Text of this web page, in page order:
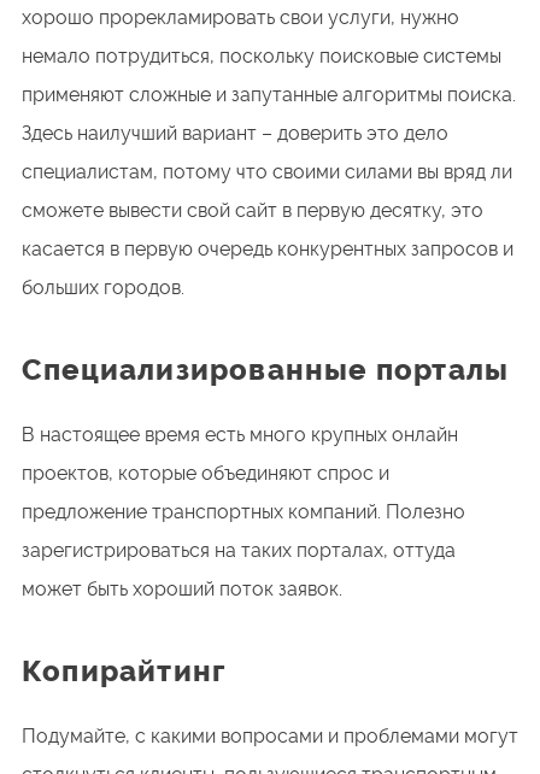
хорошо прорекламировать свои услуги, нужно
немало потрудиться, поскольку поисковые системы
применяют сложные и запутанные алгоритмы поиска.
Здесь наилучший вариант – доверить это дело
специалистам, потому что своими силами вы вряд ли
сможете вывести свой сайт в первую десятку, это
касается в первую очередь конкурентных запросов и
больших городов.
Специализированные порталы
В настоящее время есть много крупных онлайн
проектов, которые объединяют спрос и
предложение транспортных компаний. Полезно
зарегистрироваться на таких порталах, оттуда
может быть хороший поток заявок.
Копирайтинг
Подумайте, с какими вопросами и проблемами могут